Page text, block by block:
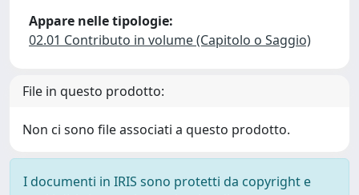
Appare nelle tipologie:
02.01 Contributo in volume (Capitolo o Saggio)
File in questo prodotto:
Non ci sono file associati a questo prodotto.
I documenti in IRIS sono protetti da copyright e